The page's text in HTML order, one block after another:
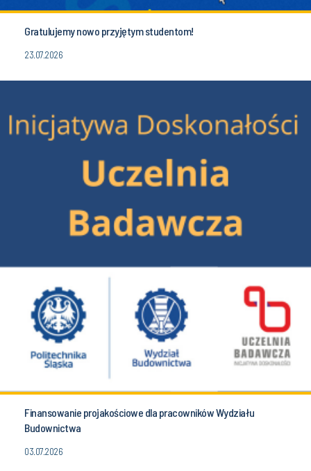
Gratulujemy nowo przyjętym studentom!
23.07.2026
Finansowanie projakościowe dla pracowników Wydziału
Budownictwa
03.07.2026